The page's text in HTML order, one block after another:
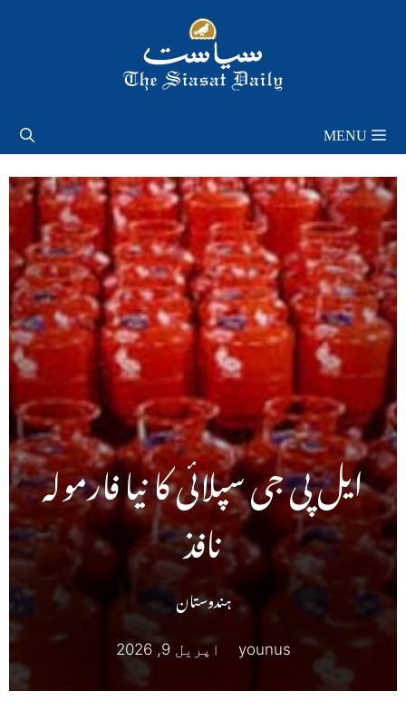
MENU
ایل پی جی سپلائی کا نیا فارمولہ
نافذ
ہندوستان
younus اپریل 9, 2026